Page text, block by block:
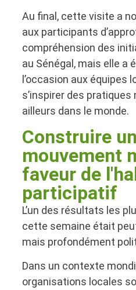
Au final, cette visite a
aux participants
compréhension des
au Sénégal, mais elle a
l’occasion aux équipes
s’inspirer des
ailleurs dans le monde.
Construire un
mouvement
faveur de
participatif
L’un des résultats les
cette semaine était
mais profondément
Dans un contexte
organisations locales